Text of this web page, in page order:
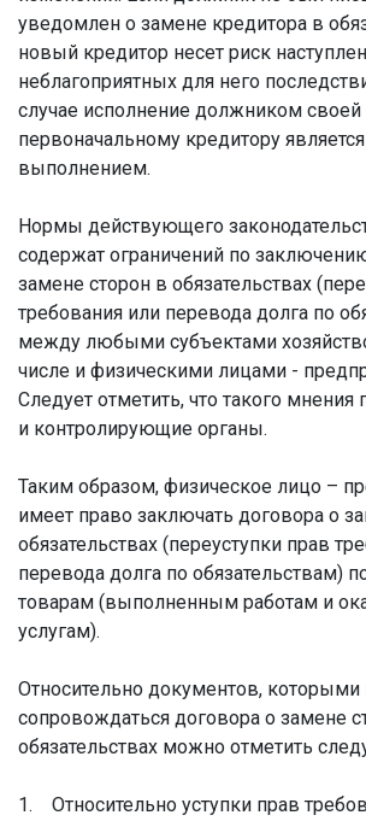
уведомлен о замене кредитора в
новый кредитор несет риск
неблагоприятных для него
случае исполнение должником своей
первоначальному кредитору
выполнением.
Нормы действующего
содержат ограничений по
замене сторон в обязательствах
требования или перевода долга по
между любыми субъектами
числе и физическими лицами -
Следует отметить, что такого
и контролирующие органы.
Таким образом, физическое лицо –
имеет право заключать договора о
обязательствах (переуступки прав
перевода долга по обязательствам)
товарам (выполненным работам и
услугам).
Относительно документов, которыми
сопровождаться договора о замене
обязательствах можно отметить
1. Относительно уступки прав